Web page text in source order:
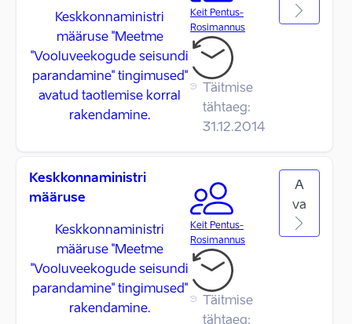
Keskkonnaministri
määruse "Meetme
"Vooluveekogude seisundi
parandamine" tingimused"
avatud taotlemise korral
rakendamine.
Keit Pentus-
Rosimannus
Täitmise
tähtaeg:
31.12.2014
Keskkonnaministri
määruse
Keskkonnaministri
määruse "Meetme
"Vooluveekogude seisundi
parandamine" tingimused"
rakendamine.
Keit Pentus-
Rosimannus
Täitmise
tähtaeg:
A
va